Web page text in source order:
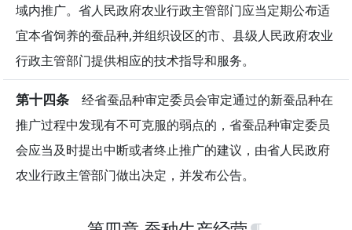
域内推广。省人民政府农业行政主管部门应当定期公布适
宜本省饲养的蚕品种,并组织设区的市、县级人民政府农业
行政主管部门提供相应的技术指导和服务。
第十四条 经省蚕品种审定委员会审定通过的新蚕品种在
推广过程中发现有不可克服的弱点的，省蚕品种审定委员
会应当及时提出中断或者终止推广的建议，由省人民政府
农业行政主管部门做出决定，并发布公告。